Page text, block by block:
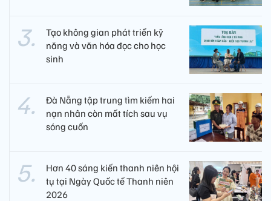
Tạo không gian phát triển kỹ
năng và văn hóa đọc cho học
sinh
Đà Nẵng tập trung tìm kiếm hai
nạn nhân còn mất tích sau vụ
sóng cuốn
Hơn 40 sáng kiến thanh niên hội
tụ tại Ngày Quốc tế Thanh niên
2026